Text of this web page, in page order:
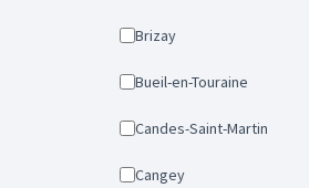
Brizay
Bueil-en-Touraine
Candes-Saint-Martin
Cangey